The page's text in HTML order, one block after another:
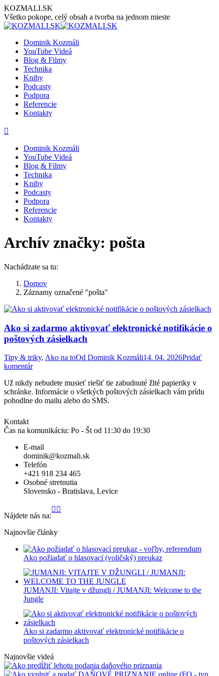
Preskočiť
na
obsah
KOZMALI.SK
Všetko pokope, celý obsah a tvorba na jednom mieste
Dominik Kozmáli
YouTube Videá
Blog & Filmy
Technika
Knihy
Podcasty
Podpora
Referencie
Kontakty
Stránka
otvorí
novom
okne
Stránka
otvorí
novom
okne
Stránka
otvorí
novom
okne
otvorí
novom
okne
otvorí
novom
okne
Dominik Kozmáli
YouTube Videá
Blog & Filmy
Technika
Knihy
Podcasty
Podpora
Referencie
Kontakty
Archív značky: pošta
Nachádzate sa tu:
Domov
Záznamy označené "pošta"
Ako si zadarmo aktivovať elektronické notifikácie o
poštových zásielkach
Tipy & triky, Ako na toOd Dominik Kozmáli14. 04. 2026Pridať
komentár
Už nikdy nebudete musieť riešiť tie zabudnuté žlté papieriky v
schránke. Informácie o všetkých poštových zásielkach vám prídu
pohodlne do mailu alebo do SMS.
Kontakt
Čas na komunikáciu: Po - Št od 11:30 do 19:30
E-mail
dominik@kozmali.sk
Telefón
+421 918 234 465
Osobné stretnutia
Slovensko - Bratislava, Levice
Nájdete nás na:
Stránka
otvorí
novom
okne
novom
okne
Stránka
otvorí
novom
okne
Stránka
otvorí
novom
okne
novom
okne
Stránka
otvorí
novom
okne
Stránka
otvorí
novom
okne
novom
okne
Stránka
otvorí
novom
okne
novom
okne
Najnovšie články
Ako požiadať o hlasovací (voličský) preukaz
JUMANJI: Vitajte v džungli / JUMANJI: Welcome to the
Jungl‪e
Ako si zadarmo aktivovať elektronické notifikácie o
poštových zásielkach
Najnovšie videá